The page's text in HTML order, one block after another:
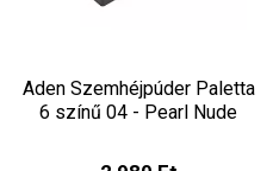
Aden Szemhéjpúder Paletta
6 színű 04 - Pearl Nude